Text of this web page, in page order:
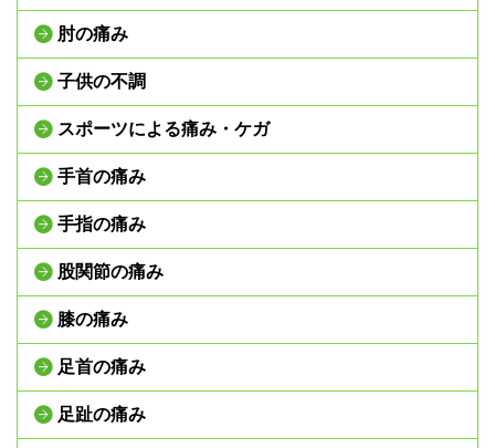
肘の痛み
子供の不調
スポーツによる痛み・ケガ
手首の痛み
手指の痛み
股関節の痛み
膝の痛み
足首の痛み
足趾の痛み